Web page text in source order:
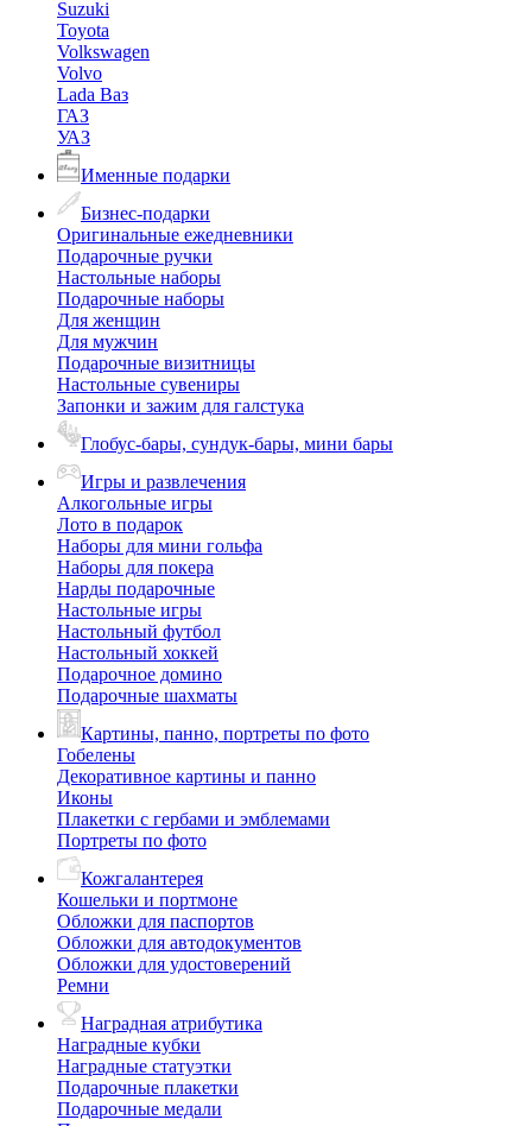
Suzuki
Toyota
Volkswagen
Volvo
Lada Ваз
ГАЗ
УАЗ
Именные подарки
Бизнес-подарки
Оригинальные ежедневники
Подарочные ручки
Настольные наборы
Подарочные наборы
Для женщин
Для мужчин
Подарочные визитницы
Настольные сувениры
Запонки и зажим для галстука
Глобус-бары, сундук-бары, мини бары
Игры и развлечения
Алкогольные игры
Лото в подарок
Наборы для мини гольфа
Наборы для покера
Нарды подарочные
Настольные игры
Настольный футбол
Настольный хоккей
Подарочное домино
Подарочные шахматы
Картины, панно, портреты по фото
Гобелены
Декоративное картины и панно
Иконы
Плакетки с гербами и эмблемами
Портреты по фото
Кожгалантерея
Кошельки и портмоне
Обложки для паспортов
Обложки для автодокументов
Обложки для удостоверений
Ремни
Наградная атрибутика
Наградные кубки
Наградные статуэтки
Подарочные плакетки
Подарочные медали